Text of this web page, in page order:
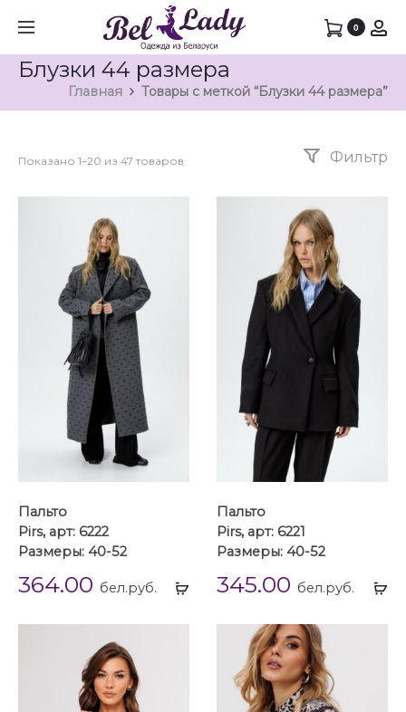
0
Блузки 44 размера
Главная Товары с меткой “Блузки 44 размера”
Показано 1–20 из 47 товаров Фильтр
Выбрать
Пальто
Pirs, арт: 6222
Размеры: 40-52
364.00 бел.руб.
Пальто
Pirs, арт: 6221
Размеры: 40-52
345.00 бел.руб.